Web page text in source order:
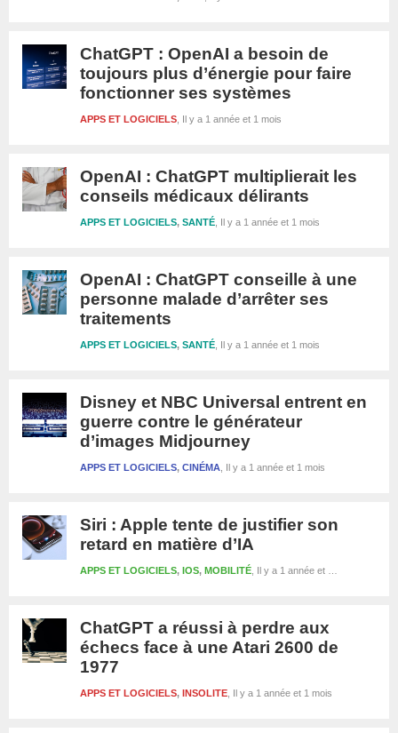
ChatGPT : OpenAI a besoin de
toujours plus d’énergie pour faire
fonctionner ses systèmes
Il y a 1 année et 1 mois
APPS ET LOGICIELS
OpenAI : ChatGPT multiplierait les
conseils médicaux délirants
Il y a 1 année et 1 mois
APPS ET LOGICIELS, SANTÉ
OpenAI : ChatGPT conseille à une
personne malade d’arrêter ses
traitements
Il y a 1 année et 1 mois
APPS ET LOGICIELS, SANTÉ
Disney et NBC Universal entrent en
guerre contre le générateur
d’images Midjourney
Il y a 1 année et 1 mois
APPS ET LOGICIELS, CINÉMA
Siri : Apple tente de justifier son
retard en matière d’IA
Il y a 1 année et 1 mois
APPS ET LOGICIELS, IOS, MOBILITÉ
ChatGPT a réussi à perdre aux
échecs face à une Atari 2600 de
1977
Il y a 1 année et 1 mois
APPS ET LOGICIELS, INSOLITE